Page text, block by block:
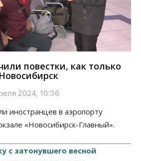
повестки, как только
2024, 10:36
иностранцев в аэропорту
«Новосибирск-Главный».